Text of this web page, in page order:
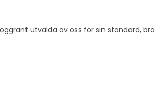
utvalda av oss för sin standard, bra